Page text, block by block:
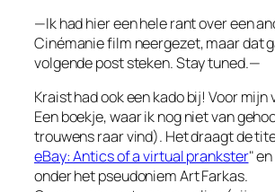
—Ik had hier een hele rant over een
Cinémanie film neergezet, maar dat
volgende post steken. Stay tuned.—
Kraist had ook een kado bij! Voor mijn
Een boekje, waar ik nog niet van
trouwens raar vind). Het draagt de
eBay: Antics of a virtual prankster"
onder het pseudoniem Art Farkas.